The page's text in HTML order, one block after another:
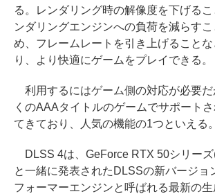
る。レンダリング時の解像度を下げる
ンダリングエンジンへの負荷を減らす
め、フレームレートを引き上げること
り、より快適にゲームをプレイできる。
利用するにはゲーム側の対応が必要
くのAAAタイトルのゲームでサポート
てきており、人気の機能の1つといえる。
DLSS 4は、GeForce RTX 50シリー
と一緒に発表されたDLSSの新バージョ
フォーマーエンジンと呼ばれる最新の